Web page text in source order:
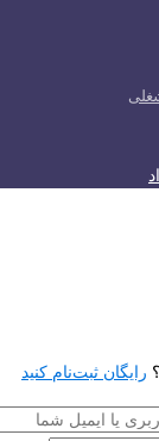
رایگان ثبت‌نام کنید